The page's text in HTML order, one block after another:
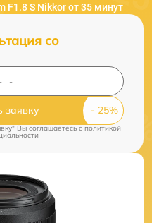
F1.8 S Nikkor от 35 минут
со
заявку
Вы соглашаетесь cполитикой